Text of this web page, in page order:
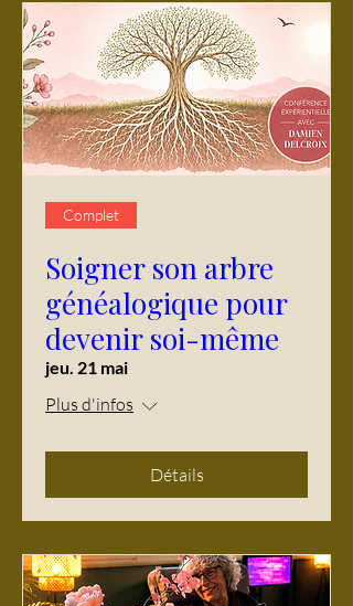
Complet
Soigner son arbre
généalogique pour
devenir soi-même
jeu. 21 mai
Plus d'infos
Détails